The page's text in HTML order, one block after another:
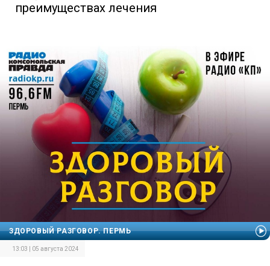
преимуществах лечения
ЗДОРОВЫЙ РАЗГОВОР. ПЕРМЬ
13:03 | 05 августа 2024